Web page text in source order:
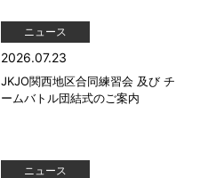
ニュース
2026.07.23
JKJO関西地区合同練習会 及び チ
ームバトル団結式のご案内
ニュース